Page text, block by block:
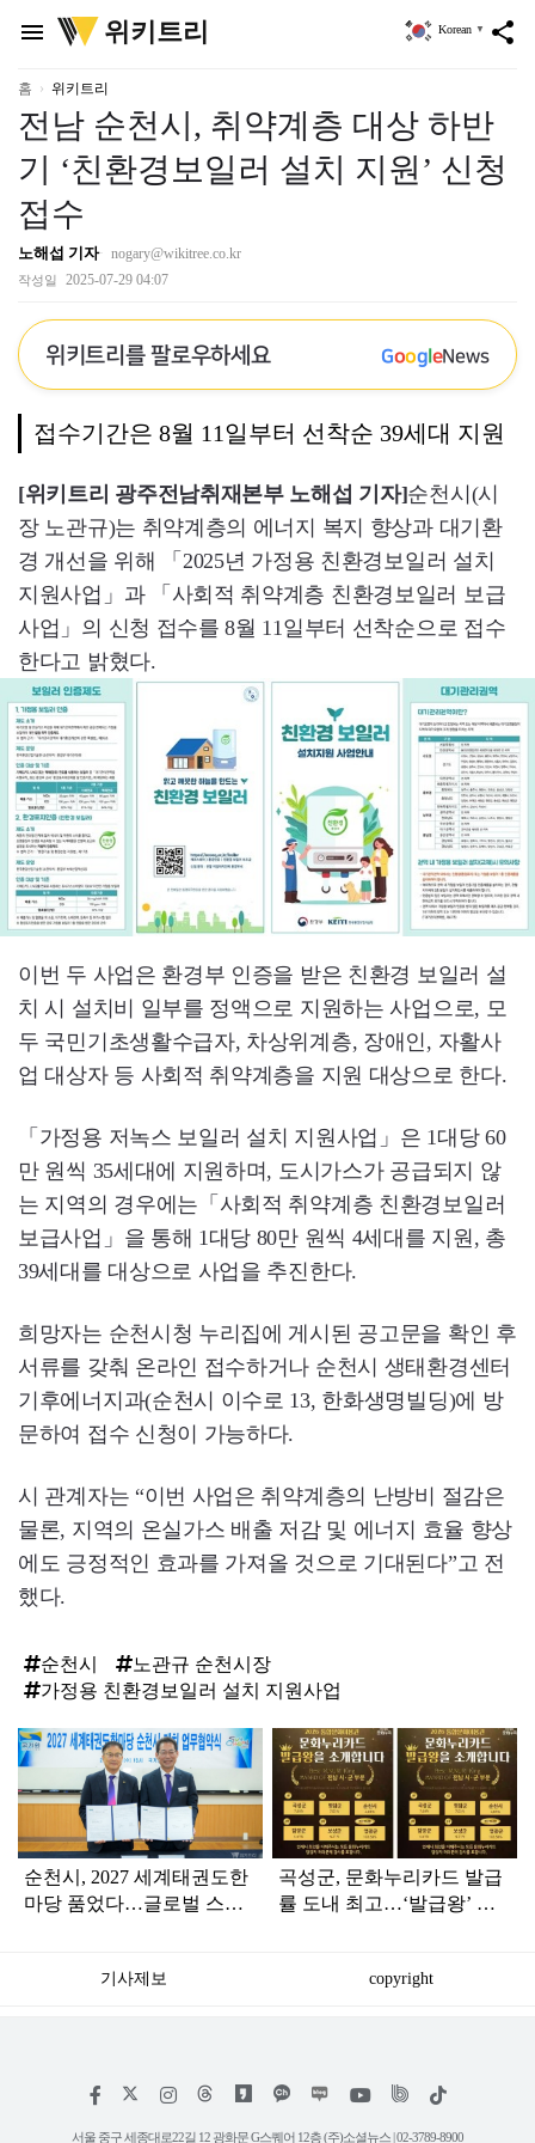
menu
위
키
리
위키트리 share
Korean ▼
홈 위키트리
전남 순천시, 취약계층 대상 하반
기 ‘친환경보일러 설치 지원’ 신청
접수
노해섭 기자 nogary@wikitree.co.kr
작성일 2025-07-29 04:07
위키트리를 팔로우하세요 GoogleNews
접수기간은 8월 11일부터 선착순 39세대 지원
[위키트리 광주전남취재본부 노해섭 기자]순천시(시
장 노관규)는 취약계층의 에너지 복지 향상과 대기환
경 개선을 위해 「2025년 가정용 친환경보일러 설치
지원사업」과 「사회적 취약계층 친환경보일러 보급
사업」의 신청 접수를 8월 11일부터 선착순으로 접수
한다고 밝혔다.
이번 두 사업은 환경부 인증을 받은 친환경 보일러 설
치 시 설치비 일부를 정액으로 지원하는 사업으로, 모
두 국민기초생활수급자, 차상위계층, 장애인, 자활사
업 대상자 등 사회적 취약계층을 지원 대상으로 한다.
「가정용 저녹스 보일러 설치 지원사업」은 1대당 60
만 원씩 35세대에 지원하며, 도시가스가 공급되지 않
는 지역의 경우에는「사회적 취약계층 친환경보일러
보급사업」을 통해 1대당 80만 원씩 4세대를 지원, 총
39세대를 대상으로 사업을 추진한다.
희망자는 순천시청 누리집에 게시된 공고문을 확인 후
서류를 갖춰 온라인 접수하거나 순천시 생태환경센터
기후에너지과(순천시 이수로 13, 한화생명빌딩)에 방
문하여 접수 신청이 가능하다.
시 관계자는 “이번 사업은 취약계층의 난방비 절감은
물론, 지역의 온실가스 배출 저감 및 에너지 효율 향상
에도 긍정적인 효과를 가져올 것으로 기대된다”고 전
했다.
순천시
노관규 순천시장
가정용 친환경보일러 설치 지원사업
탑
라
인
순천시, 2027 세계태권도한
마당 품었다…글로벌 스포
곡성군, 문화누리카드 발급
률 도내 최고…‘발급왕’ 시·
기사제보 copyright
페
스
인
타
위
트
틱
서울 중구 세종대로22길 12 광화문 G스퀘어 12층 (주)소셜뉴스 | 02-3789-8900